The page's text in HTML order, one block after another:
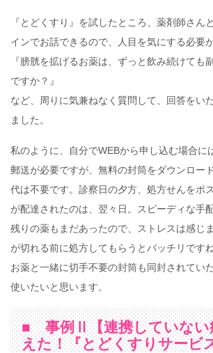
『とどくすり』を試したところ、薬剤師さん
インでお話できるので、人目を気にする必要
『膀胱を拡げるお薬は、ずっと飲み続けても
ですか？』
など、周りに気兼ねなく質問して、回答をい
ました。
私のように、自分でWEBから申し込む場合に
郵送が必要ですが、無料の封筒をダウンロー
代は不要です。診察日の夕方、処方せんをポ
が配達されたのは、翌々日。スピーディな手
残りの薬もまだあったので、ストレスは感じ
が切れる前に処方してもらうとバッチリですね
お薬と一緒に切手不要の封筒も同封されてい
使いたいと思います。
■ 事例Ⅱ【連携していない
えた！『とどくすりサービ